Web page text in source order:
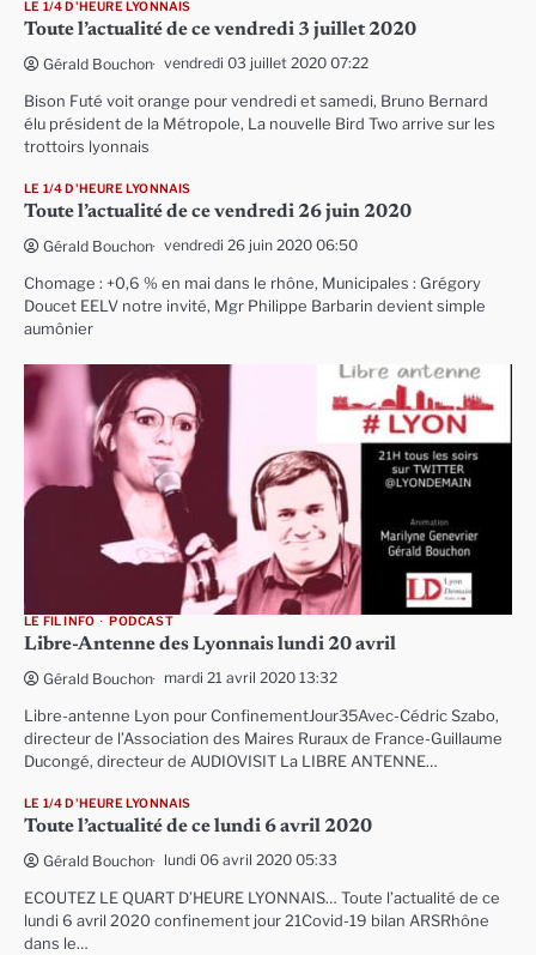
LE 1/4 D'HEURE LYONNAIS
Toute l’actualité de ce vendredi 3 juillet 2020
Gérald Bouchon vendredi 03 juillet 2020 07:22
Bison Futé voit orange pour vendredi et samedi, Bruno Bernard
élu président de la Métropole, La nouvelle Bird Two arrive sur les
trottoirs lyonnais
LE 1/4 D'HEURE LYONNAIS
Toute l’actualité de ce vendredi 26 juin 2020
Gérald Bouchon vendredi 26 juin 2020 06:50
Chomage : +0,6 % en mai dans le rhône, Municipales : Grégory
Doucet EELV notre invité, Mgr Philippe Barbarin devient simple
aumônier
LE FIL INFO PODCAST
Libre-Antenne des Lyonnais lundi 20 avril
Gérald Bouchon mardi 21 avril 2020 13:32
Libre-antenne Lyon pour ConfinementJour35Avec-Cédric Szabo,
directeur de l’Association des Maires Ruraux de France-Guillaume
Ducongé, directeur de AUDIOVISIT La LIBRE ANTENNE…
LE 1/4 D'HEURE LYONNAIS
Toute l’actualité de ce lundi 6 avril 2020
Gérald Bouchon lundi 06 avril 2020 05:33
ECOUTEZ LE QUART D’HEURE LYONNAIS… Toute l’actualité de ce
lundi 6 avril 2020 confinement jour 21Covid-19 bilan ARSRhône
dans le…